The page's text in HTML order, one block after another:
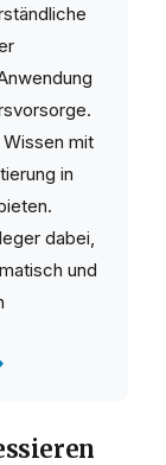
mit
in
dabei,
und